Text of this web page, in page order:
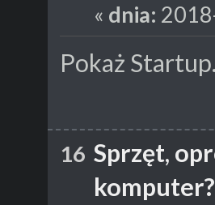
« dnia:
Pokaż
16 Sprzęt,
komputer?